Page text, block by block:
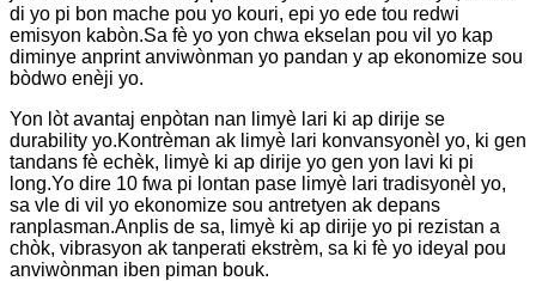
di yo pi bon mache pou yo kouri, epi yo ede tou redwi
emisyon kabòn.Sa fè yo yon chwa ekselan pou vil yo kap
diminye anprint anviwònman yo pandan y ap ekonomize sou
bòdwo enèji yo.
Yon lòt avantaj enpòtan nan limyè lari ki ap dirije se
durability yo.Kontrèman ak limyè lari konvansyonèl yo, ki gen
tandans fè echèk, limyè ki ap dirije yo gen yon lavi ki pi
long.Yo dire 10 fwa pi lontan pase limyè lari tradisyonèl yo,
sa vle di vil yo ekonomize sou antretyen ak depans
ranplasman.Anplis de sa, limyè ki ap dirije yo pi rezistan a
chòk, vibrasyon ak tanperati ekstrèm, sa ki fè yo ideyal pou
anviwònman iben piman bouk.